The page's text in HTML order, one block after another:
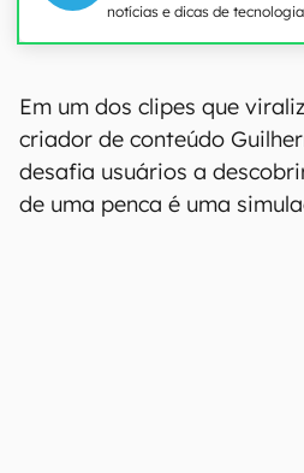
notícias e dicas de tecnologia
Em um dos clipes que
criador de conteúdo
desafia usuários a
de uma penca é uma